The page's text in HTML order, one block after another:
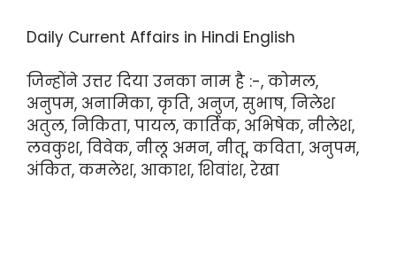
Daily Current Affairs in Hindi English
जिन्होंने उत्तर दिया उनका नाम है :-, कोमल,
अनुपम, अनामिका, कृति, अनुज, सुभाष, निलेश
अतुल, निकिता, पायल, कार्तिक, अभिषेक, नीलेश,
लवकुश, विवेक, नीलू अमन, नीतू, कविता, अनुपम,
अंकित, कमलेश, आकाश, शिवांश, रेखा